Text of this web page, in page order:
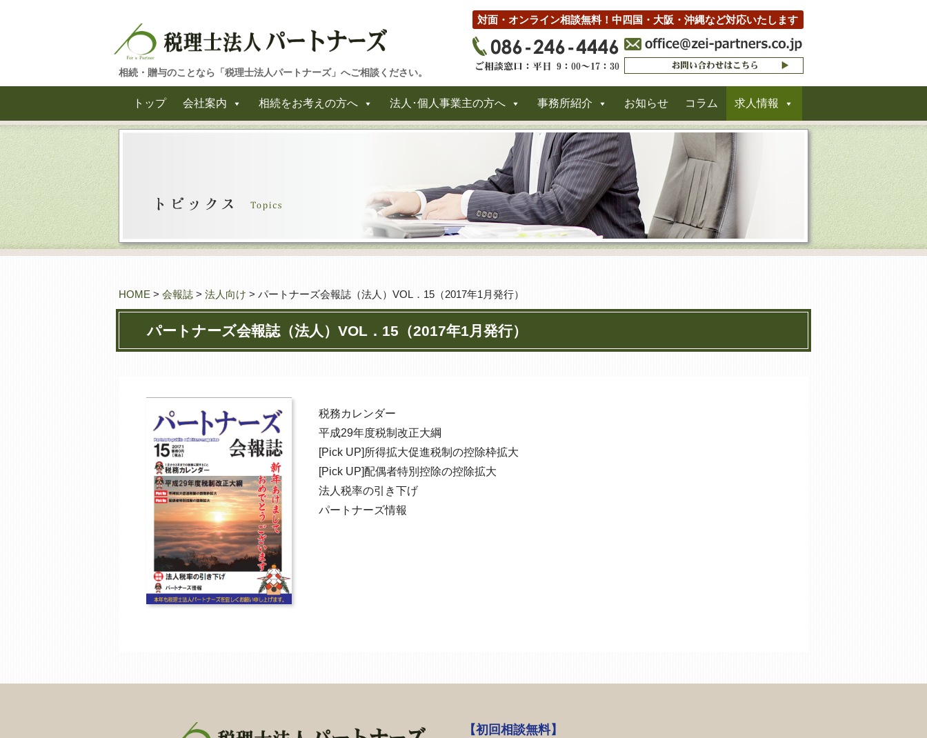
相続・贈与のことなら「税理士法人パートナーズ」へご相談ください。
対面・オンライン相談無料！中四国・大阪・沖縄など対応いたします
トップ 会社案内 相続をお考えの方へ 法人･個人事業主の方へ 事務所紹介 お知らせ コラム 求人情報
HOME > 会報誌 > 法人向け > パートナーズ会報誌（法人）VOL．15（2017年1月発行）
パートナーズ会報誌（法人）VOL．15（2017年1月発行）
税務カレンダー
平成29年度税制改正大綱
[Pick UP]所得拡大促進税制の控除枠拡大
[Pick UP]配偶者特別控除の控除拡大
法人税率の引き下げ
パートナーズ情報
【初回相談無料】